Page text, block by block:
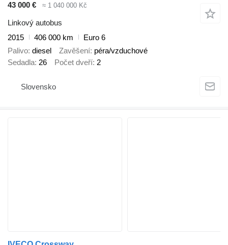
43 000 €
≈ 1 040 000 Kč
Linkový autobus
2015
406 000 km
Euro 6
Palivo diesel Zavěšení péra/vzduchové
Sedadla 26 Počet dveří 2
Slovensko